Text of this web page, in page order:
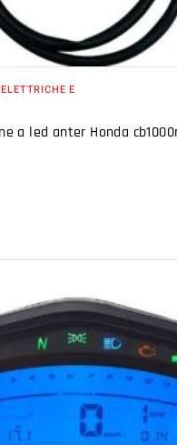
E
a led anter Honda
AL CARRELLO